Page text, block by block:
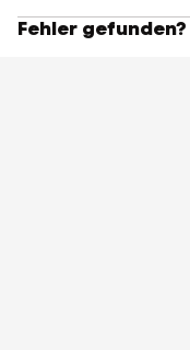
Fehler gefunden?